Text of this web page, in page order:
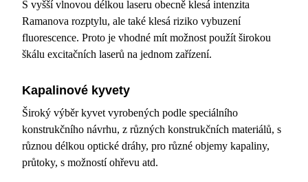
S vyšší vlnovou délkou laseru obecně klesá intenzita
Ramanova rozptylu, ale také klesá riziko vybuzení
fluorescence. Proto je vhodné mít možnost použít širokou
škálu excitačních laserů na jednom zařízení.
Kapalinové kyvety
Široký výběr kyvet vyrobených podle speciálního
konstrukčního návrhu, z různých konstrukčních materiálů, s
různou délkou optické dráhy, pro různé objemy kapaliny,
průtoky, s možností ohřevu atd.